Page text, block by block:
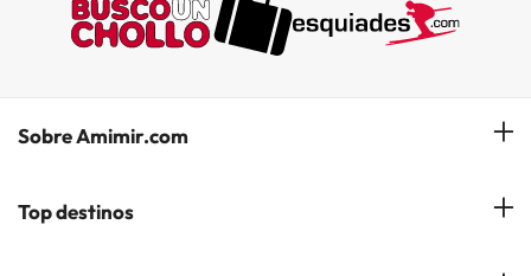
Sobre Amimir.com
¿Quiénes somos?
Top destinos